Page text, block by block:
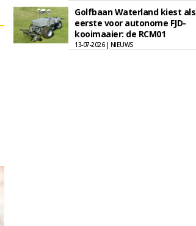
Golfbaan Waterland kiest als
eerste voor autonome FJD-
kooimaaier: de RCM01
13-07-2026 | NIEUWS